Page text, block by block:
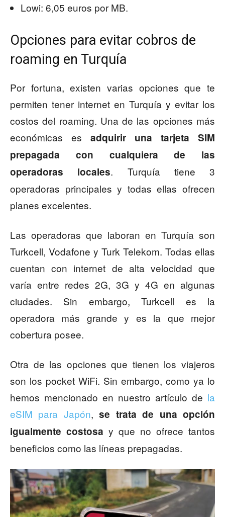
Lowi: 6,05 euros por MB.
Opciones para evitar cobros de
roaming en Turquía
Por fortuna, existen varias opciones que te
permiten tener internet en Turquía y evitar los
costos del roaming. Una de las opciones más
económicas es adquirir una tarjeta SIM
prepagada con cualquiera de las
operadoras locales. Turquía tiene 3
operadoras principales y todas ellas ofrecen
planes excelentes.
Las operadoras que laboran en Turquía son
Turkcell, Vodafone y Turk Telekom. Todas ellas
cuentan con internet de alta velocidad que
varía entre redes 2G, 3G y 4G en algunas
ciudades. Sin embargo, Turkcell es la
operadora más grande y es la que mejor
cobertura posee.
Otra de las opciones que tienen los viajeros
son los pocket WiFi. Sin embargo, como ya lo
hemos mencionado en nuestro artículo de la
eSIM para Japón,se trata de una opción
igualmente costosa y que no ofrece tantos
beneficios como las líneas prepagadas.